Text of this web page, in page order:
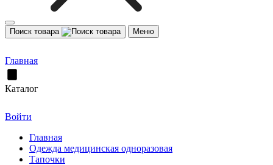
Поиск товара Меню
Главная
Каталог
Войти
Главная
Одежда медицинская одноразовая
Тапочки